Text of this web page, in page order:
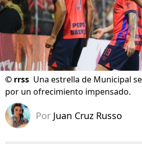
© rrss Una estrella de Municipal
por un ofrecimiento impensado.
Por Juan Cruz Russo